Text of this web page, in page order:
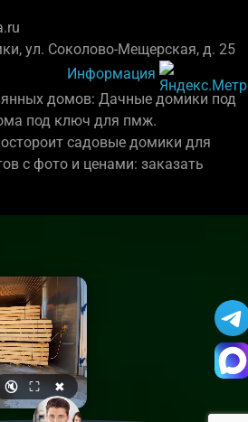
ул. Соколово-Мещерская, д. 25
Информация
домов: Дачные домики под
под ключ для пмж.
садовые домики для
с фото и ценами: заказать
🔇 ⛶ ✖